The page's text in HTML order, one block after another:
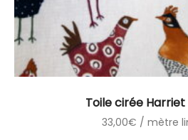
Toile cirée Harriet
33,00€ / mètre